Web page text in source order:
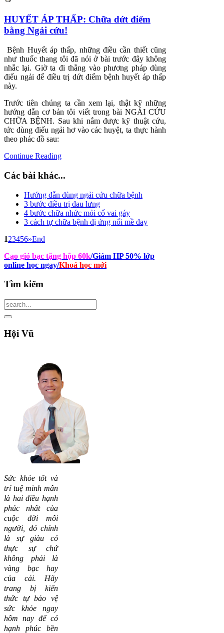
HUYẾT ÁP THẤP: Chữa dứt điểm
bằng Ngải cứu!
Bệnh Huyết áp thấp, những điều cần thiết cũng
như thuốc thang tôi đã nói ở bài trước đây không
nhắc lại. Giờ ta đi thẳng vào phương pháp dùng
điếu ngải để điều trị dứt điểm bệnh huyết áp thấp
này.
Trước tiên chúng ta cần xem lại, thật kỹ những
hướng dẫn cơ bản tôi viết trong bài NGẢI CỨU
CHỮA BỆNH. Sau khi nắm được kỹ thuật cứu,
tức dùng điếu ngải hơ vào các huyệt, ta thực hành
theo phác đồ sau:
Continue Reading
Các bài khác...
Hướng dẫn dùng ngải cứu chữa bệnh
3 bước điều trị đau lưng
4 bước chữa nhức mỏi cổ vai gáy
3 cách tự chữa bệnh dị ứng nổi mề đay
123456»End
Cạo gió bạc tặng hộp 60k/Giảm HP 50% lớp
online học ngay/Khoá học mới
Tìm kiếm
Hội Vũ
Sức khỏe tốt và
trí tuệ minh mẫn
là hai điều hạnh
phúc nhất của
cuộc đời mỗi
người, đó chính
là sự giàu có
thực sự chứ
không phải là
vàng bạc hay
của cải. Hãy
trang bị kiến
thức tự bảo vệ
sức khỏe ngay
hôm nay để có
hạnh phúc bền